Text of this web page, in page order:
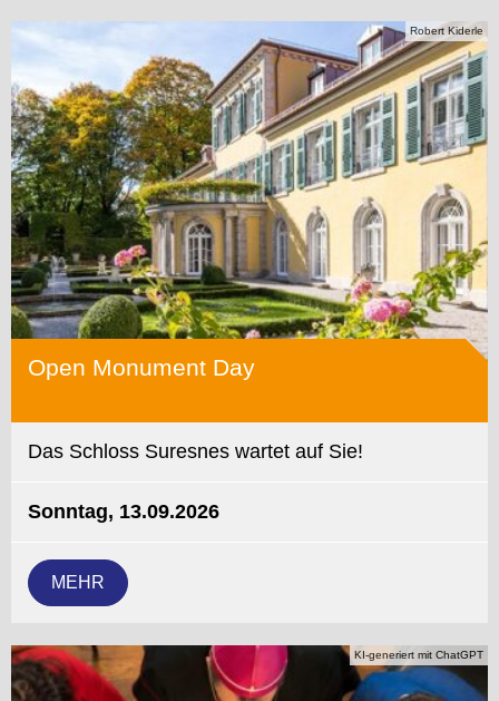
Robert Kiderle
Open Monument Day
Das Schloss Suresnes wartet auf Sie!
Sonntag, 13.09.2026
MEHR
KI-generiert mit ChatGPT